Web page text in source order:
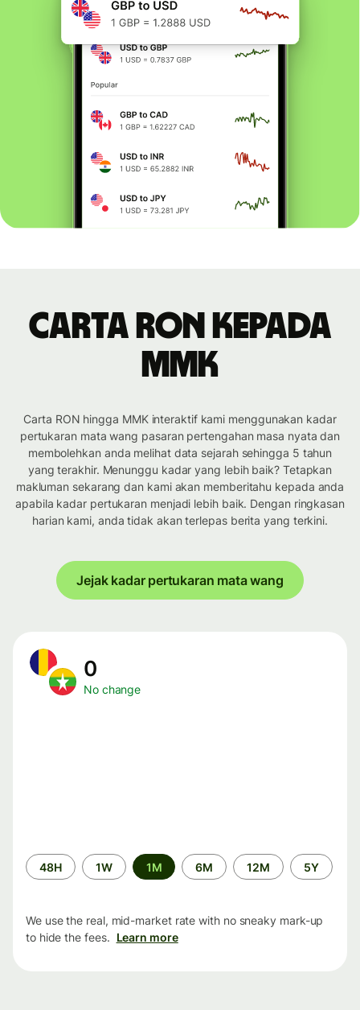
Carta RON kepada
MMK
Carta RON hingga MMK interaktif kami menggunakan kadar
pertukaran mata wang pasaran pertengahan masa nyata dan
membolehkan anda melihat data sejarah sehingga 5 tahun
yang terakhir. Menunggu kadar yang lebih baik? Tetapkan
makluman sekarang dan kami akan memberitahu kepada anda
apabila kadar pertukaran menjadi lebih baik. Dengan ringkasan
harian kami, anda tidak akan terlepas berita yang terkini.
Jejak kadar pertukaran mata wang
0
No change
Time
period
48H 1W 1M 6M 12M 5Y
We use the real, mid-market rate with no sneaky mark-up
to hide the fees. Learn more